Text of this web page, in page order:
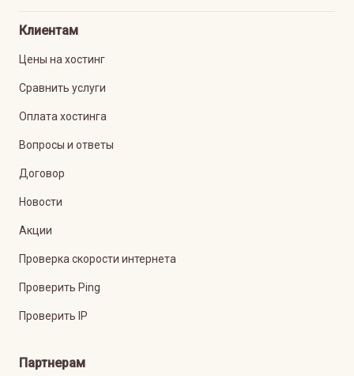
Клиентам
Цены на хостинг
Сравнить услуги
Оплата хостинга
Вопросы и ответы
Договор
Новости
Акции
Проверка скорости интернета
Проверить Ping
Проверить IP
Партнерам